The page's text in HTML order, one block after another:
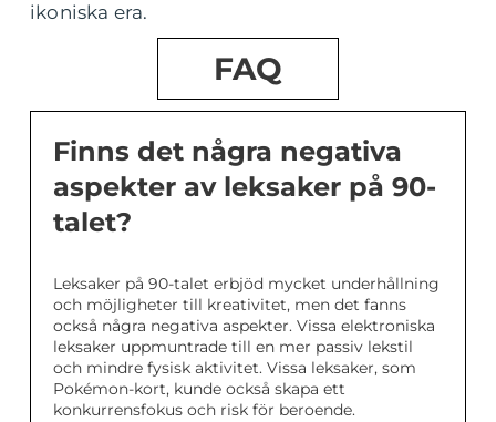
ikoniska era.
FAQ
Finns det några negativa
aspekter av leksaker på 90-
talet?
Leksaker på 90-talet erbjöd mycket underhållning
och möjligheter till kreativitet, men det fanns
också några negativa aspekter. Vissa elektroniska
leksaker uppmuntrade till en mer passiv lekstil
och mindre fysisk aktivitet. Vissa leksaker, som
Pokémon-kort, kunde också skapa ett
konkurrensfokus och risk för beroende.